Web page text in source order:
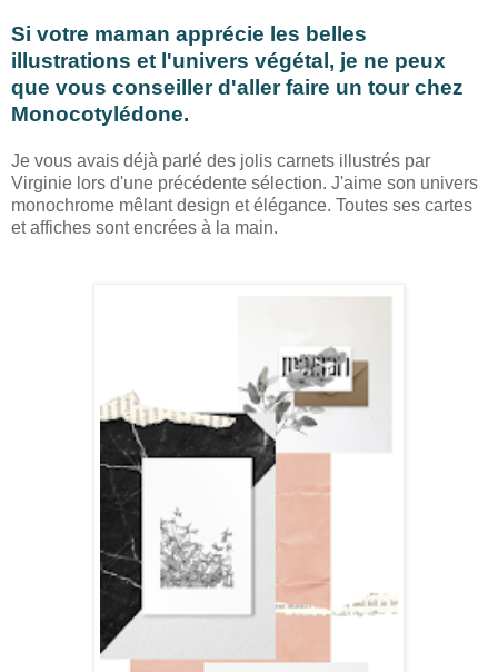
Si votre maman apprécie les belles
illustrations et l'univers végétal, je ne peux
que vous conseiller d'aller faire un tour chez
Monocotylédone.
Je vous avais déjà parlé des jolis carnets illustrés par
Virginie lors d'une précédente sélection. J'aime son univers
monochrome mêlant design et élégance. Toutes ses cartes
et affiches sont encrées à la main.